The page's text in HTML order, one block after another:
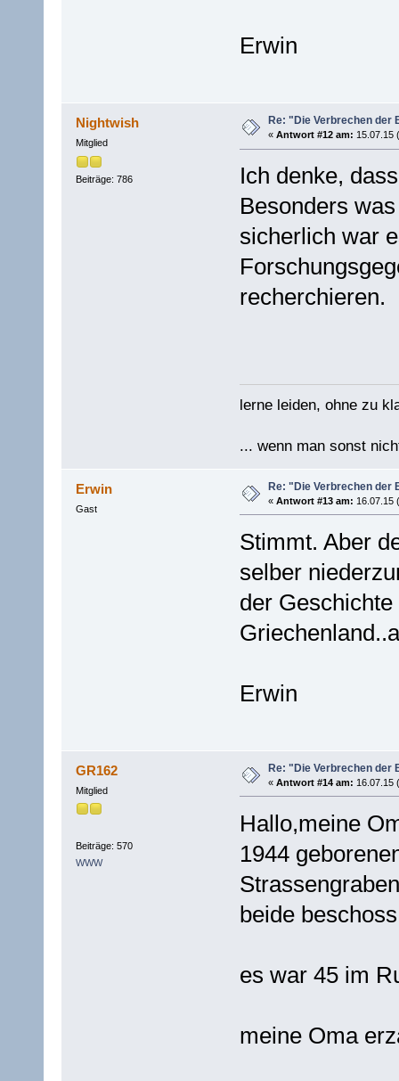
Erwin
Nightwish
Mitglied
Beiträge: 786
Re: "Die Verbrechen der
« Antwort #12 am: 15.07.15
Ich denke,
Besonders
sicherlich war
recherchieren.
lerne leiden, ohne zu
... wenn man sonst
Erwin
Gast
Re: "Die Verbrechen der
« Antwort #13 am: 16.07.15
Stimmt. Aber
selber
der
Erwin
GR162
Mitglied
Beiträge: 570
WWW
Re: "Die Verbrechen der
« Antwort #14 am: 16.07.15
Hallo,meine
1944
beide
es war 45 im
meine Oma